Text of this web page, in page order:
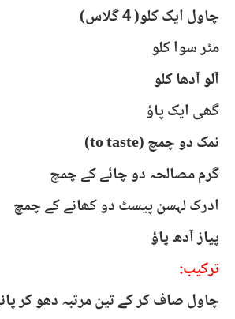
چاول ایک کلو( 4 گلاس)
مٹر سوا کلو
آلو آدھا کلو
گھی ایک پاؤ
نمک دو چمچ (to taste)
گرم مصالحہ دو چائے کے چمچ
ادرک لہسن پیسٹ دو کھانے کے چمچ
پیاز آدھ پاؤ
ترکیب:
چاول صاف کر کے تین مرتبہ دھو کر